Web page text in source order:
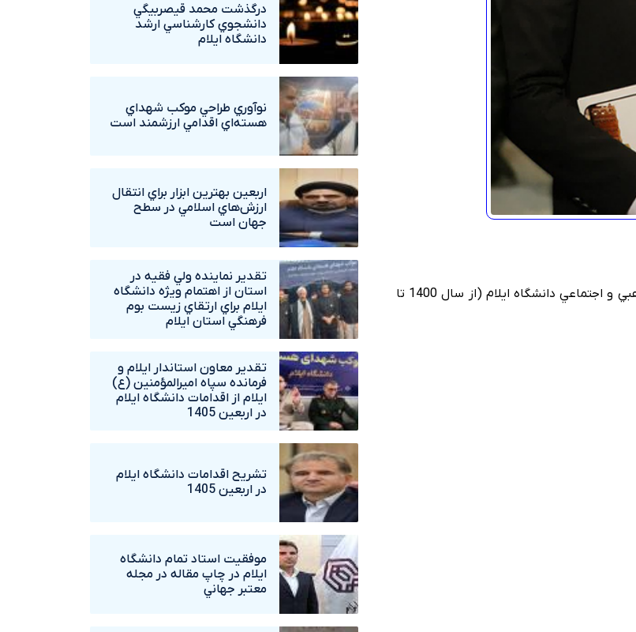
1. دبيرکل شوراي هماهنگي مرکزي کانون‌هاي فرهنگي، هنري، مذهبي و اجتماعي دانشگاه ايلام (از سال 1400 تا
درگذشت محمد قيصربيگي
دانشجوي کارشناسي ارشد
دانشگاه ايلام
نوآوري طراحي موکب شهداي
هسته‌اي اقدامي ارزشمند است
اربعين بهترين ابزار براي انتقال
ارزش‌هاي اسلامي در سطح
جهان است
تقدير نماينده ولي فقيه در
استان از اهتمام ويژه دانشگاه‌
ايلام براي ارتقاي زيست بوم
فرهنگي استان ايلام
تقدير معاون استاندار ايلام و
فرمانده سپاه اميرالمؤمنين (ع)
ايلام از اقدامات دانشگاه ايلام
در اربعين 1405
تشريح اقدامات دانشگاه ايلام
در اربعين 1405
موفقيت استاد تمام دانشگاه
ايلام در چاپ مقاله در مجله
معتبر جهاني